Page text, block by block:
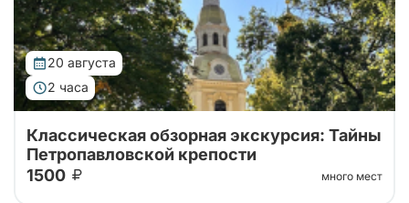
20 августа
2 часа
Классическая обзорная экскурсия: Тайны
Петропавловской крепости
1500
много мест